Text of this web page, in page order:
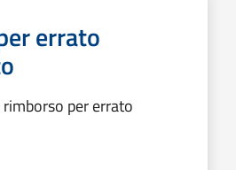
errato
per errato